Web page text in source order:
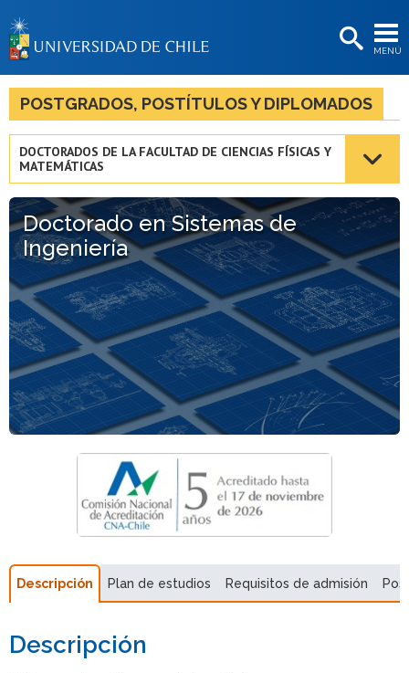
MENÚ
BIBLIOTECAS
LA UNIVERSIDAD
Académicas/os
Funcionarias/os
Egresadas/os
POSTGRADOS, POSTÍTULOS Y DIPLOMADOS
DOCTORADOS DE LA FACULTAD DE CIENCIAS FÍSICAS Y
MATEMÁTICAS
Doctorado en Sistemas de
Ingeniería
Descripción Plan de estudios Requisitos de admisión
Descripción